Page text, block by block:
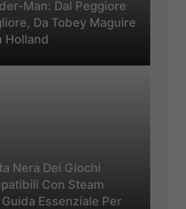
Man: Dal Peggiore
Da Tobey Maguire
Holland
Nera Dei Giochi
Con Steam
Essenziale Per